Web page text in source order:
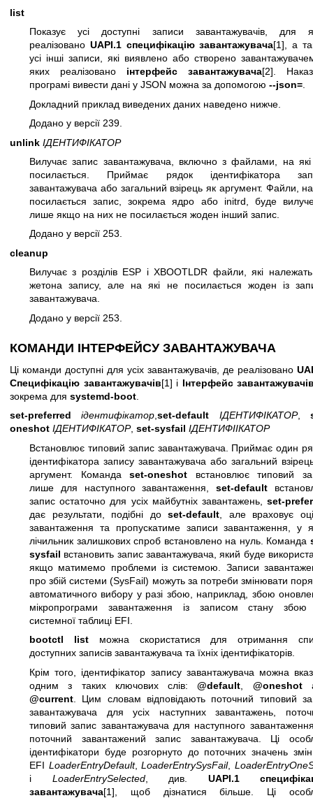
list
Показує усі доступні записи завантажувачів, для
реалізовано UAPI.1 специфікацію завантажувача[1], а
усі інші записи, які виявлено або створено
яких реалізовано інтерфейс завантажувача[2].
програмі вивести дані у JSON можна за допомогою --json=.
Докладний приклад виведених даних наведено нижче.
Додано у версії 239.
unlink ІДЕНТИФІКАТОР
Вилучає запис завантажувача, включно з файлами, на які
посилається. Приймає рядок ідентифікатора
завантажувача або загальний взірець як аргумент. Файли, на
посилається запис, зокрема ядро або initrd, буде
лише якщо на них не посилається жоден інший запис.
Додано у версії 253.
cleanup
Вилучає з розділів ESP і XBOOTLDR файли, які
жетона запису, але на які не посилається жоден із
завантажувача.
Додано у версії 253.
КОМАНДИ ІНТЕРФЕЙСУ ЗАВАНТАЖУВАЧА
Ці команди доступні для усіх завантажувачів, де реалізовано
Специфікацію завантажувачів[1] і Інтерфейс
зокрема для systemd-boot
set-preferred
ідентифікатор,set-default ІДЕНТИФІКАТОР,
oneshot ІДЕНТИФІКАТОР, set-sysfail ІДЕНТИФІІКАТОР
Встановлює типовий запис завантажувача. Приймає один
ідентифікатора запису завантажувача або загальний
аргумент. Командаset-oneshot встановлює типовий
лише для наступного завантаження,set-default
запис остаточно для усіх майбутніх завантажень, set-
дає результати, подібні доset-default , але враховує
завантаження та пропускатиме записи завантаження, у
лічильник залишкових спроб встановлено на нуль. Команда
sysfail встановить запис завантажувача, який буде
якщо матимемо проблеми із системою. Записи
про збій системи (SysFail) можуть за потреби змінювати
автоматичного вибору у разі збою, наприклад, збою
мікропрограми завантаження із записом стану
системної таблиці EFI.
bootctl listможна скористатися для отримання
доступних записів завантажувача та їхніх ідентифікаторів.
Крім того, ідентифікатор запису завантажувача можна
одним з таких ключових слів:@default @oneshot
@current . Цим словам відповідають поточний типовий
завантажувача для усіх наступних завантажень,
типовий запис завантажувача для наступного
поточний завантажений запис завантажувача. Ці
ідентифікатори буде розгорнуто до поточних значень
EFI LoaderEntryDefault,LoaderEntrySysFail,
і LoaderEntrySelected, див. UAPI.1
завантажувача[1], щоб дізнатися більше. Ці